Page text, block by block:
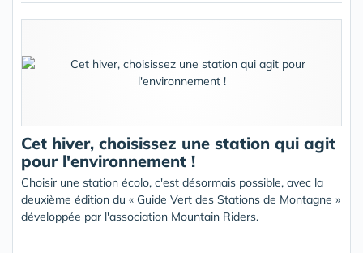
Cet hiver, choisissez une station qui agit
pour l'environnement !
Choisir une station écolo, c'est désormais possible, avec la
deuxième édition du « Guide Vert des Stations de Montagne »
développée par l'association Mountain Riders.